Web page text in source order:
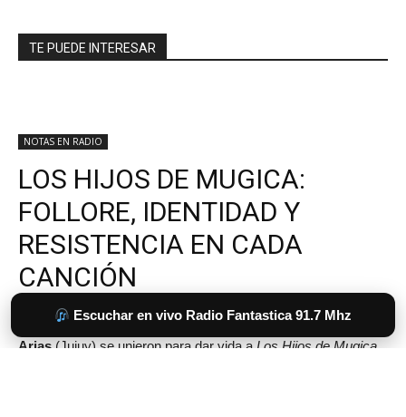
Escuchar en vivo Radio Fantastica 91.7 Mhz
TE PUEDE INTERESAR